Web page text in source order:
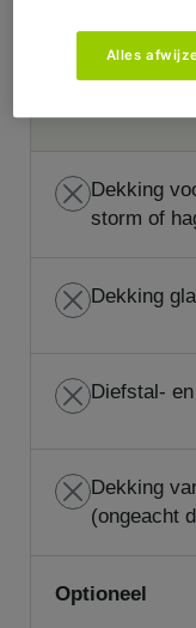
Dekking
storm of
Dekking
Diefstal-
Dekking
(ongeacht
Optioneel
Alles